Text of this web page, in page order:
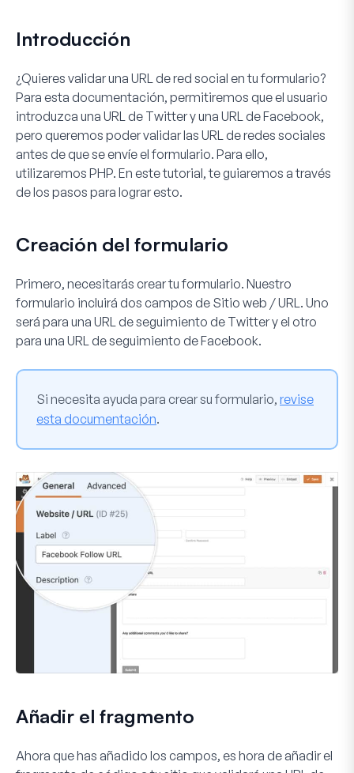
Introducción
¿Quieres validar una URL de red social en tu formulario?
Para esta documentación, permitiremos que el usuario
introduzca una URL de Twitter y una URL de Facebook,
pero queremos poder validar las URL de redes sociales
antes de que se envíe el formulario. Para ello,
utilizaremos PHP. En este tutorial, te guiaremos a través
de los pasos para lograr esto.
Creación del formulario
Primero, necesitarás crear tu formulario. Nuestro
formulario incluirá dos campos de Sitio web / URL . Uno
será para una URL de seguimiento de Twitter y el otro
para una URL de seguimiento de Facebook.
Si necesita ayuda para crear su formulario, revise
esta documentación.
Añadir el fragmento
Ahora que has añadido los campos, es hora de añadir el